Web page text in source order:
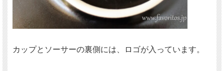
カップとソーサーの裏側には、ロゴが入っています。